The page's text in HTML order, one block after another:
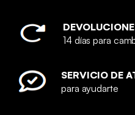
14 días para
SERVICIO DE
para ayudarte